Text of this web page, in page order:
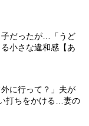
子だったが…「うど
小さな違和感【あ
に行って？」夫が
打ちをかける…妻の